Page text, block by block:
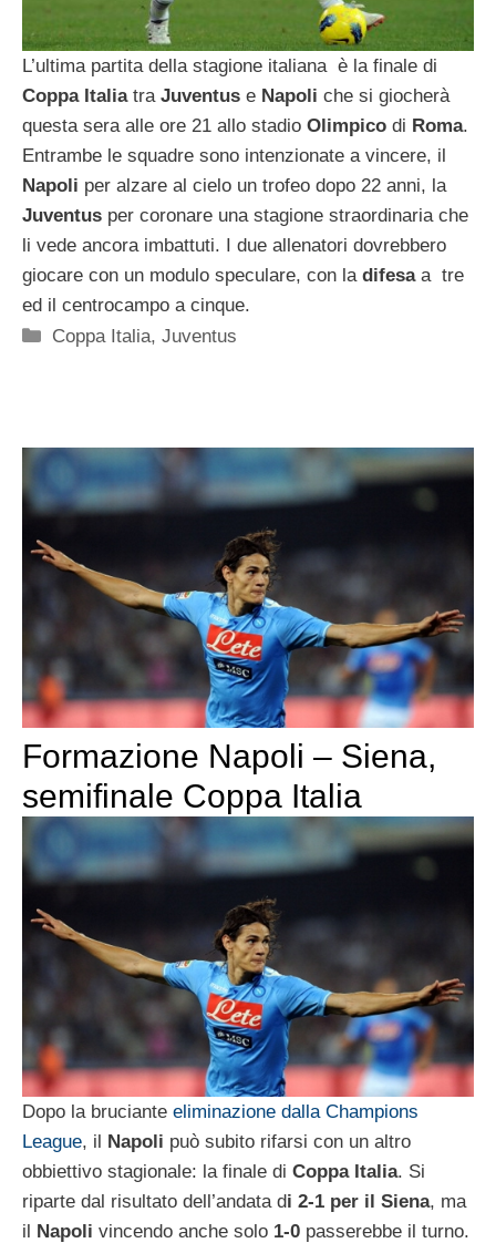
L’ultima partita della stagione italiana è la finale di
Coppa Italiatra Juventus e Napoli che si giocherà
questa sera alle ore 21 allo stadio Olimpico di Roma.
Entrambe le squadre sono intenzionate a vincere, il
Napoli per alzare al cielo un trofeo dopo 22 anni, la
Juventus per coronare una stagione straordinaria che
li vede ancora imbattuti. I due allenatori dovrebbero
giocare con un modulo speculare, con la difesaa tre
ed il centrocampo a cinque.
Categorie
Coppa Italia,Juventus
Formazione Napoli – Siena,
semifinale Coppa Italia
Dopo la bruciante eliminazione dalla Champions
League, il Napoli può subito rifarsi con un altro
obbiettivo stagionale: la finale di Coppa Italia. Si
riparte dal risultato dell’andata di 2-1 per il Siena, ma
il Napoli vincendo anche solo 1-0 passerebbe il turno.